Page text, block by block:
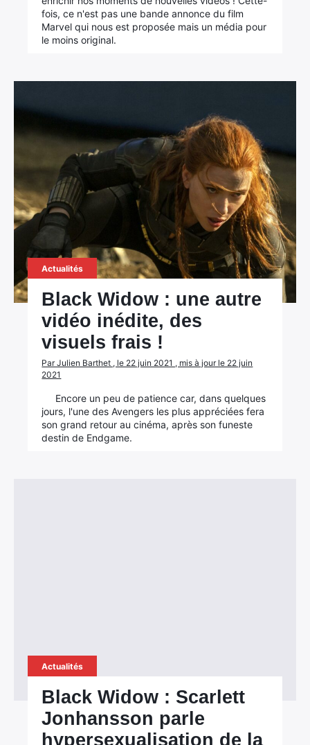
fois, ce n'est pas une bande annonce du film
Marvel qui nous est proposée mais un média pour
le moins original.
Actualités
Black Widow : une autre
vidéo inédite, des
visuels frais !
Par Julien Barthet , le 22 juin 2021 , mis à jour le 22 juin
2021
Encore un peu de patience car, dans quelques
jours, l'une des Avengers les plus appréciées fera
son grand retour au cinéma, après son funeste
destin de Endgame.
Actualités
Black Widow : Scarlett
Jonhansson parle
hypersexualisation de la